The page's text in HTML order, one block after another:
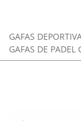
GAFAS
GAFAS DE PADEL